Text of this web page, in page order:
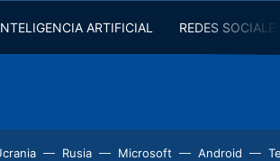
ARTIFICIAL REDES
DE Rusia Microsoft Android